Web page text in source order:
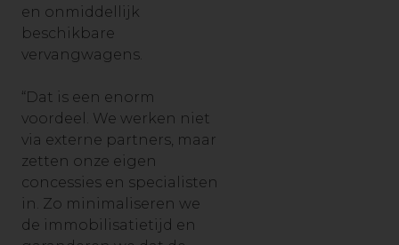
en onmiddellijk
beschikbare
vervangwagens.
“Dat is een enorm
voordeel. We werken niet
via externe partners, maar
zetten onze eigen
concessies en specialisten
in. Zo minimaliseren we
de immobilisatietijd en